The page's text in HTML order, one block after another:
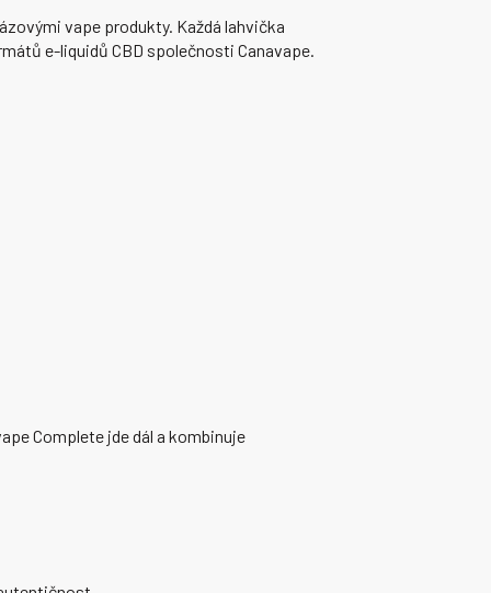
vape produkty. Každá lahvička
e-liquidů CBD společnosti Canavape.
Complete jde dál a kombinuje